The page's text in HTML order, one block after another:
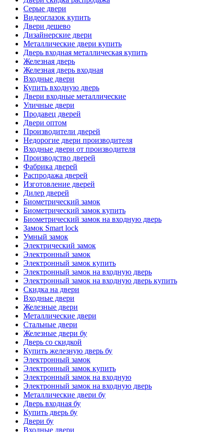
Серые двери
Видеоглазок купить
Двери дешево
Дизайнерские двери
Металлические двери купить
Дверь входная металлическая купить
Железная дверь
Железная дверь входная
Входные двери
Купить входную дверь
Двери входные металлические
Уличные двери
Продавец дверей
Двери оптом
Производители дверей
Недорогие двери производителя
Входные двери от производителя
Производство дверей
Фабрика дверей
Распродажа дверей
Изготовление дверей
Дилер дверей
Биометрический замок
Биометрический замок купить
Биометрический замок на входную дверь
Замок Smart lock
Умный замок
Электрический замок
Электронный замок
Электронный замок купить
Электронный замок на входную дверь
Электронный замок на входную дверь купить
Скидка на двери
Входные двери
Железные двери
Металлические двери
Стальные двери
Железные двери бу
Дверь со скидкой
Купить железную дверь бу
Электронный замок
Электронный замок купить
Электронный замок на входную
Электронный замок на входную дверь
Металлические двери бу
Дверь входная бу
Купить дверь бу
Двери бу
Входные двери